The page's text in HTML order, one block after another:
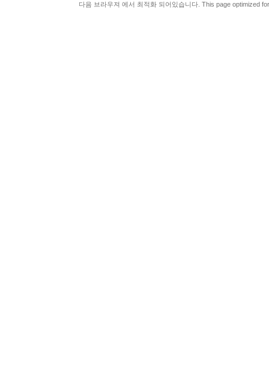
다음 브라우져 에서 최적화 되어있습니다. This page optimized